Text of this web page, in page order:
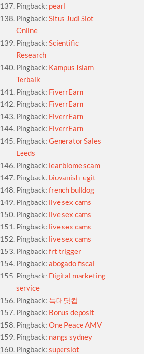
Pingback: pearl
Pingback:Situs Judi Slot
Online
Pingback:Scientific
Research
Pingback: Kampus Islam
Terbaik
Pingback: FiverrEarn
Pingback: FiverrEarn
Pingback: FiverrEarn
Pingback: FiverrEarn
Pingback:Generator Sales
Leeds
Pingback: leanbiome scam
Pingback: biovanish legit
Pingback:french bulldog
Pingback: live sex cams
Pingback: live sex cams
Pingback: live sex cams
Pingback: live sex cams
Pingback:frt trigger
Pingback:abogado fiscal
Pingback: Digital marketing
service
Pingback: 늑대닷컴
Pingback: Bonus deposit
Pingback:One Peace AMV
Pingback: nangs sydney
Pingback:superslot